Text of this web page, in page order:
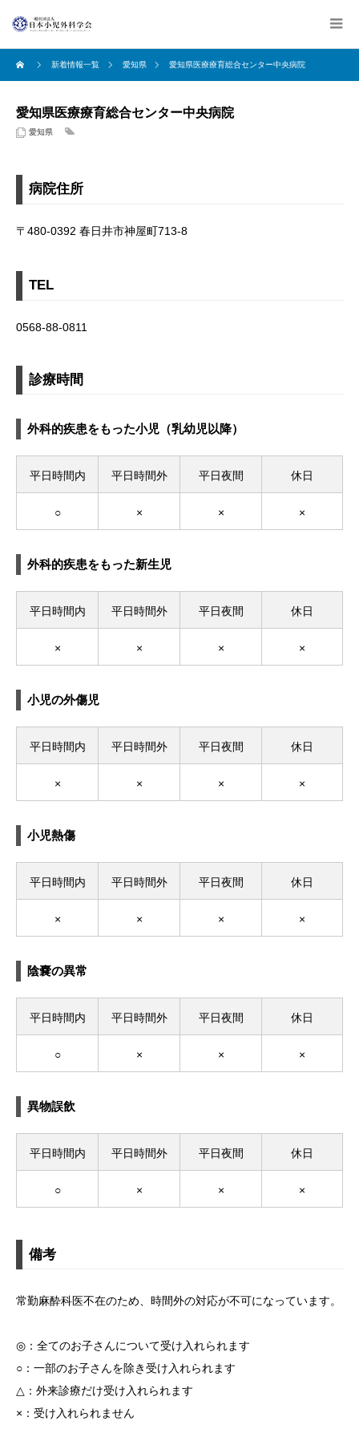
新着情報一覧 愛知県 愛知県医療療育総合センター中央病院
愛知県医療療育総合センター中央病院
愛知県
病院住所
〒480-0392 春日井市神屋町713-8
TEL
0568-88-0811
診療時間
外科的疾患をもった小児（乳幼児以降）
平日時間内 平日時間外 平日夜間 休日
○ × × ×
外科的疾患をもった新生児
平日時間内 平日時間外 平日夜間 休日
× × × ×
小児の外傷児
平日時間内 平日時間外 平日夜間 休日
× × × ×
小児熱傷
平日時間内 平日時間外 平日夜間 休日
× × × ×
陰嚢の異常
平日時間内 平日時間外 平日夜間 休日
○ × × ×
異物誤飲
平日時間内 平日時間外 平日夜間 休日
○ × × ×
備考
常勤麻酔科医不在のため、時間外の対応が不可になっています。
◎：全てのお子さんについて受け入れられます
○：一部のお子さんを除き受け入れられます
△：外来診療だけ受け入れられます
×：受け入れられません